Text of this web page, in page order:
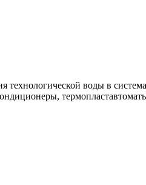
технологической воды в